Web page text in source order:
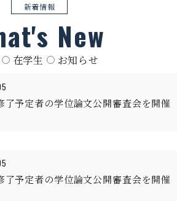
新着情報
New
在学生 お知らせ
了予定者の学位論文公開審査会を開催
了予定者の学位論文公開審査会を開催